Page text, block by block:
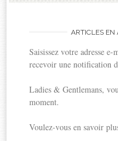
ARTICLES EN
Saisissez votre adresse
recevoir une notification
Ladies & Gentlemans,
moment.
Voulez-vous en savoir